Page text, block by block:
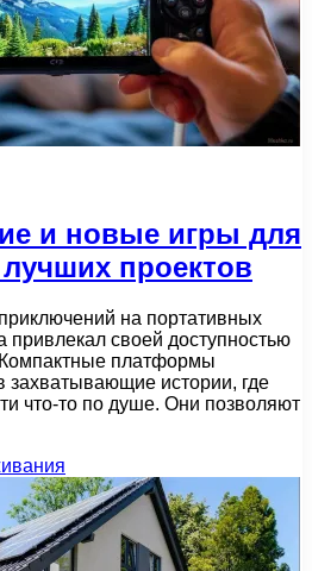
и новые игры для
проектов
на портативных
привлекал своей доступностью
платформы
захватывающие истории, где
что-то по душе. Они позволяют